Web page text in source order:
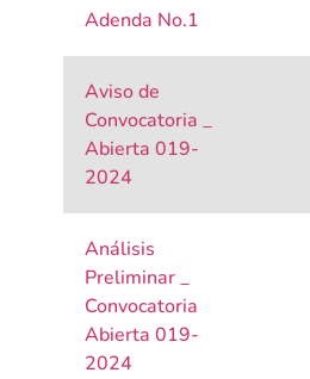
Adenda No.1
Aviso de
Convocatoria _
Abierta 019-
2024
Análisis
Preliminar _
Convocatoria
Abierta 019-
2024